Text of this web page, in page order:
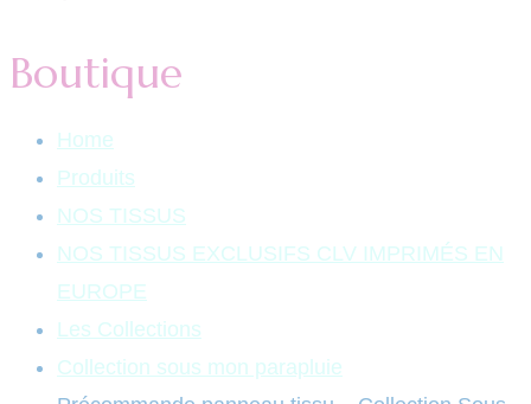
Boutique
Home
Produits
NOS TISSUS
NOS TISSUS EXCLUSIFS CLV IMPRIMÉS EN
EUROPE
Les Collections
Collection sous mon parapluie